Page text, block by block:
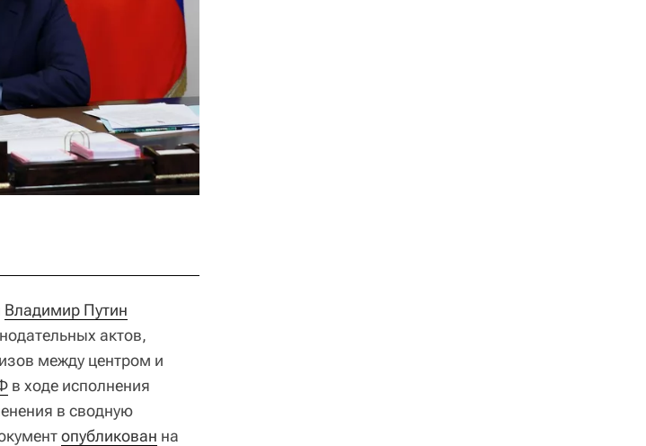
Владимир Путин
актов,
между центром и
в ходе исполнения
в сводную
опубликован на